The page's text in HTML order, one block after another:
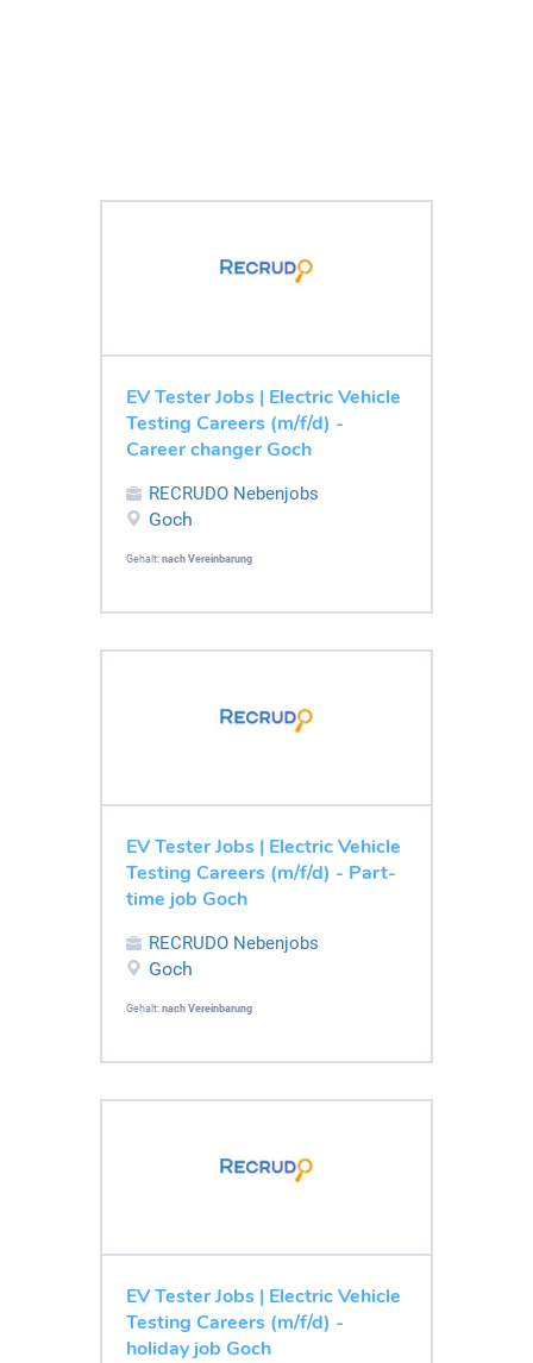
EV Tester Jobs | Electric Vehicle
Testing Careers (m/f/d) -
Career changer Goch
RECRUDO Nebenjobs
Goch
Gehalt: nach Vereinbarung
EV Tester Jobs | Electric Vehicle
Testing Careers (m/f/d) - Part-
time job Goch
RECRUDO Nebenjobs
Goch
Gehalt: nach Vereinbarung
EV Tester Jobs | Electric Vehicle
Testing Careers (m/f/d) -
holiday job Goch